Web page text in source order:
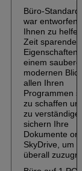
Büro-Standard
war entworfen,
Ihnen zu
Zeit sparenden
Eigenschaften
einem
modernen
allen Ihren
Programmen
zu schaffen
zu
sichern Ihre
Dokumente
SkyDrive, um
überall